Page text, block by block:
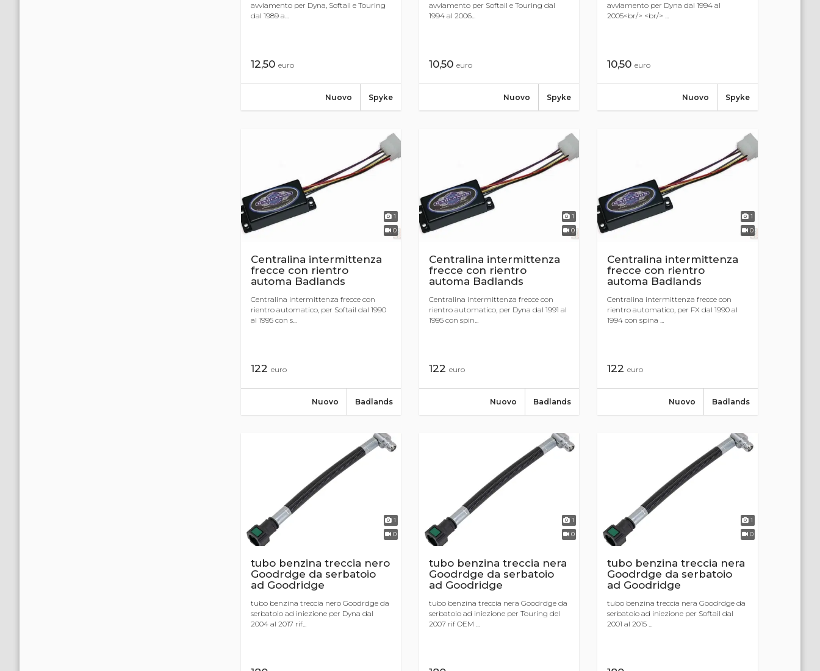
avviamento per Dyna, Softail e Touring
dal 1989 a...
12,50 euro
Spyke
Nuovo
avviamento per Softail e Touring dal
1994 al 2006...
10,50 euro
Spyke
Nuovo
avviamento per Dyna dal 1994 al
2005<br/> <br/> ...
10,50euro
Spyke
Nuovo
1
0
Centralina intermittenza
frecce con rientro
automa Badlands
Centralina intermittenza frecce con
rientro automatico, per Softail dal 1990
al 1995 con s...
122 euro
Badlands
Nuovo
1
0
Centralina intermittenza
frecce con rientro
automa Badlands
Centralina intermittenza frecce con
rientro automatico, per Dyna dal 1991 al
1995 con spin...
122 euro
Badlands
Nuovo
1
0
Centralina intermittenza
frecce con rientro
automa Badlands
Centralina intermittenza frecce con
rientro automatico, per FX dal 1990 al
1994 con spina ...
122euro
Badlands
Nuovo
1
0
tubo benzina treccia nero
Goodrdge da serbatoio
ad Goodridge
tubo benzina treccia nero Goodrdge da
serbatoio ad iniezione per Dyna dal
2004 al 2017 rif...
1
0
tubo benzina treccia nera
Goodrdge da serbatoio
ad Goodridge
tubo benzina treccia nera Goodrdge da
serbatoio ad iniezione per Touring del
2007 rif OEM ...
1
0
tubo benzina treccia nera
Goodrdge da serbatoio
ad Goodridge
tubo benzina treccia nera Goodrdge da
serbatoio ad iniezione per Softail dal
2001 al 2015 ...